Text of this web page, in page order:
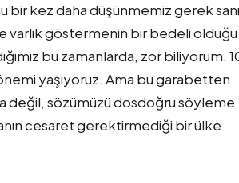
kez daha düşünmemiz gerek
varlık göstermenin bir bedeli olduğu
bu zamanlarda, zor biliyorum.
yaşıyoruz. Ama bu garabetten
değil, sözümüzü dosdoğru söyleme
cesaret gerektirmediği bir ülke